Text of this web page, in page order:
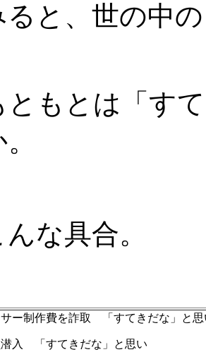
と、世の中
ともとは「す
な具合。
サー制作費を詐取 「すてきだな」と思
潜入 「すてきだな」と思い